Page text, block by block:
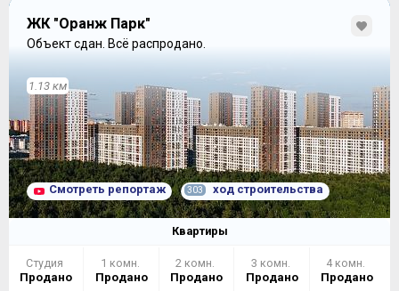
ЖК "Оранж Парк"
Объект сдан. Всё распродано.
1.13 км
Смотреть репортаж 303 ход строительства
Квартиры
Студия
Продано
1 комн.
Продано
2 комн.
Продано
3 комн.
Продано
4 комн.
Продано